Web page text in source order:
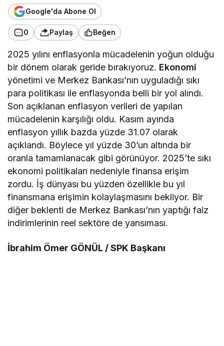
Google'da Abone Ol
0 Paylaş Beğen
2025 yılını enflasyonla mücadelenin yoğun olduğu
bir dönem olarak geride bırakıyoruz. Ekonomi
yönetimi ve Merkez Bankası’nın uyguladığı sıkı
para politikası ile enflasyonda belli bir yol alındı.
Son açıklanan enflasyon verileri de yapılan
mücadelenin karşılığı oldu. Kasım ayında
enflasyon yıllık bazda yüzde 31.07 olarak
açıklandı. Böylece yıl yüzde 30’un altında bir
oranla tamamlanacak gibi görünüyor. 2025’te sıkı
ekonomi politikaları nedeniyle finansa erişim
zordu. İş dünyası bu yüzden özellikle bu yıl
finansmana erişimin kolaylaşmasını bekliyor. Bir
diğer beklenti de Merkez Bankası’nın yaptığı faiz
indirimlerinin reel sektöre de yansıması.
İbrahim Ömer GÖNÜL / SPK Başkanı